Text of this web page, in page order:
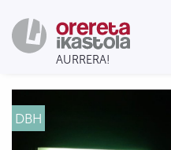
DBH